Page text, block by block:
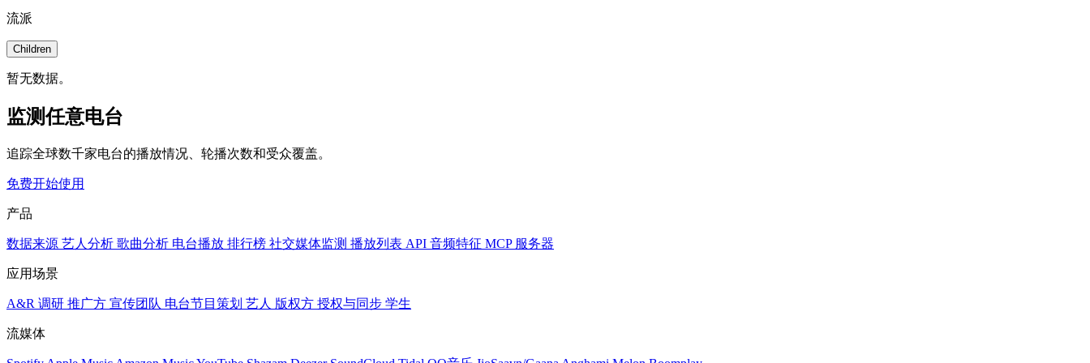
流派
Children
暂无数据。
监测任意电台
追踪全球数千家电台的播放情况、轮播次数和受众覆盖。
免费开始使用
产品
数据来源 艺人分析 歌曲分析 电台播放 排行榜 社交媒体监测 播放列表 API 音频特征 MCP 服务器
应用场景
A&R 调研 推广方 宣传团队 电台节目策划 艺人 版权方 授权与同步 学生
流媒体